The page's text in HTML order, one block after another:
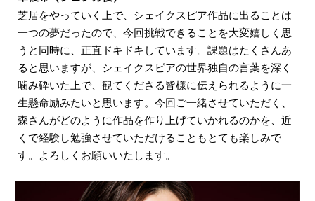
芝居をやっていく上で、シェイクスピア作品に出ることは
一つの夢だったので、今回挑戦できることを大変嬉しく思
うと同時に、正直ドキドキしています。課題はたくさんあ
ると思いますが、シェイクスピアの世界独自の言葉を深く
噛み砕いた上で、観てくださる皆様に伝えられるように一
生懸命励みたいと思います。今回ご一緒させていただく、
森さんがどのように作品を作り上げていかれるのかを、近
くで経験し勉強させていただけることもとても楽しみで
す。よろしくお願いいたします。